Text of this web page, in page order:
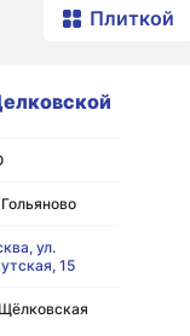
Плиткой
ул.
15
Щёлковская